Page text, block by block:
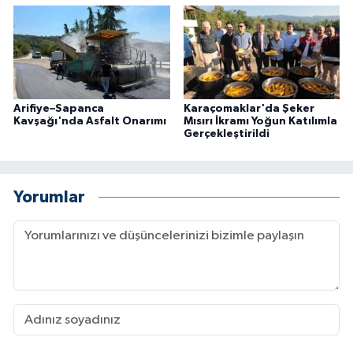
Arifiye–Sapanca
Kavşağı'nda Asfalt Onarımı
Karaçomaklar'da Şeker
Mısırı İkramı Yoğun Katılımla
Gerçekleştirildi
Yorumlar